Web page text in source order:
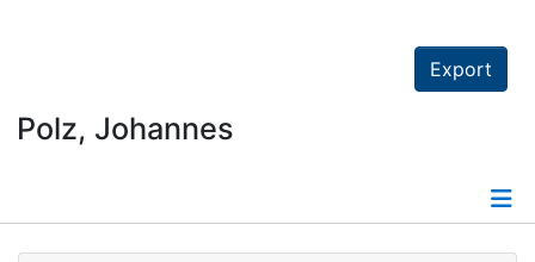
Export
Polz, Johannes
Details